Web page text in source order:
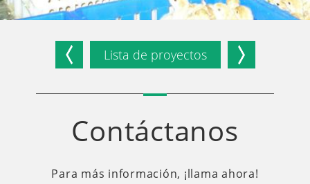
Lista de proyectos
Contáctanos
Para más información, ¡llama ahora!